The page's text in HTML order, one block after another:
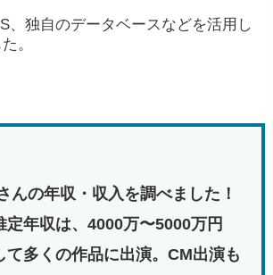
、独自のデータベースなどを活用し
。
んの年収・収入を調べました！
定年収は、4000万〜5000万円
て多くの作品に出演。CM出演も